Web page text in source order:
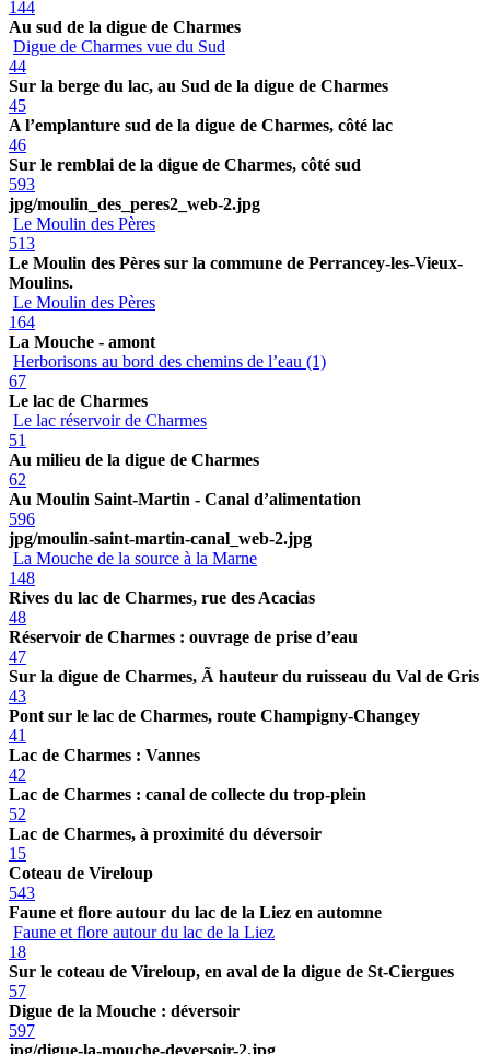
144
Au sud de la digue de Charmes
Digue de Charmes vue du Sud
44
Sur la berge du lac, au Sud de la digue de Charmes
45
A l’emplanture sud de la digue de Charmes, côté lac
46
Sur le remblai de la digue de Charmes, côté sud
593
jpg/moulin_des_peres2_web-2.jpg
Le Moulin des Pères
513
Le Moulin des Pères sur la commune de Perrancey-les-Vieux-
Moulins.
Le Moulin des Pères
164
La Mouche - amont
Herborisons au bord des chemins de l’eau (1)
67
Le lac de Charmes
Le lac réservoir de Charmes
51
Au milieu de la digue de Charmes
62
Au Moulin Saint-Martin - Canal d’alimentation
596
jpg/moulin-saint-martin-canal_web-2.jpg
La Mouche de la source à la Marne
148
Rives du lac de Charmes, rue des Acacias
48
Réservoir de Charmes : ouvrage de prise d’eau
47
Sur la digue de Charmes, Ã hauteur du ruisseau du Val de Gris
43
Pont sur le lac de Charmes, route Champigny-Changey
41
Lac de Charmes : Vannes
42
Lac de Charmes : canal de collecte du trop-plein
52
Lac de Charmes, à proximité du déversoir
15
Coteau de Vireloup
543
Faune et flore autour du lac de la Liez en automne
Faune et flore autour du lac de la Liez
18
Sur le coteau de Vireloup, en aval de la digue de St-Ciergues
57
Digue de la Mouche : déversoir
597
jpg/digue-la-mouche-deversoir-2.jpg